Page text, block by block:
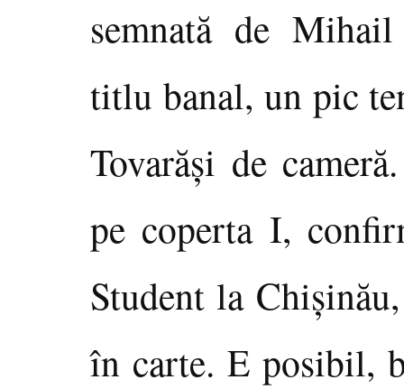
semnată de
titlu banal, un pic
Tovarăşi de
pe coperta I,
Student la
în carte. E posibil,